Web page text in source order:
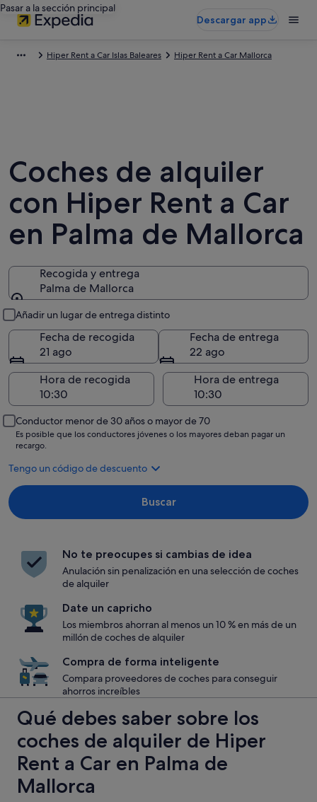
Pasar a la sección principal
Descargar app
Hiper Rent a Car Islas Baleares Hiper Rent a Car Mallorca
Coches de alquiler
con Hiper Rent a Car
en Palma de Mallorca
Recogida y entrega
Palma de Mallorca
Añadir un lugar de entrega distinto
Fecha de recogida
21 ago
Fecha de entrega
22 ago
Hora de recogida
Hora de entrega
Conductor menor de 30 años o mayor de 70
Es posible que los conductores jóvenes o los mayores deban pagar un
recargo.
Tengo un código de descuento
Buscar
No te preocupes si cambias de idea
Anulación sin penalización en una selección de coches
de alquiler
Date un capricho
Los miembros ahorran al menos un 10 % en más de un
millón de coches de alquiler
Compra de forma inteligente
Compara proveedores de coches para conseguir
ahorros increíbles
Qué debes saber sobre los
coches de alquiler de Hiper
Rent a Car en Palma de
Mallorca